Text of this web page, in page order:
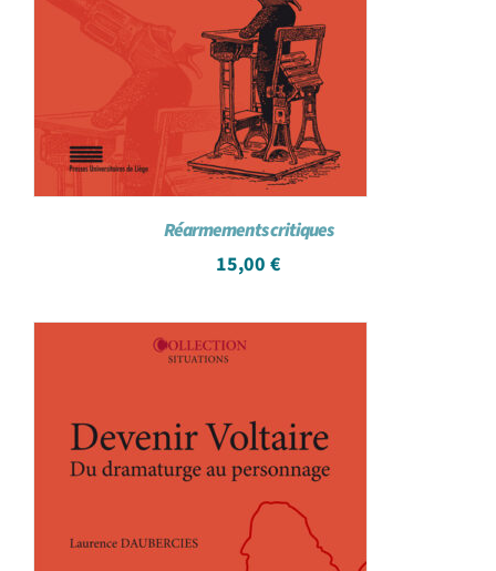
Réarmements critiques
15,00 €